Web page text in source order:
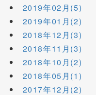
2019年02月(5)
2019年01月(2)
2018年12月(3)
2018年11月(3)
2018年10月(2)
2018年05月(1)
2017年12月(2)